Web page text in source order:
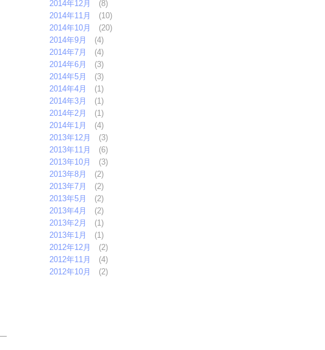
2014年12月
(8)
2014年11月
(10)
2014年10月
(20)
2014年9月
(4)
2014年7月
(4)
2014年6月
(3)
2014年5月
(3)
2014年4月
(1)
2014年3月
(1)
2014年2月
(1)
2014年1月
(4)
2013年12月
(3)
2013年11月
(6)
2013年10月
(3)
2013年8月
(2)
2013年7月
(2)
2013年5月
(2)
2013年4月
(2)
2013年2月
(1)
2013年1月
(1)
2012年12月
(2)
2012年11月
(4)
2012年10月
(2)